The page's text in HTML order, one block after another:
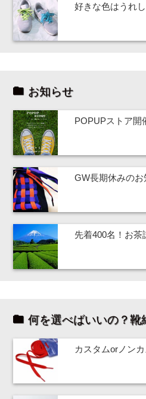
好きな色はうれ
お知らせ
POPUPストア開
GW長期休みのお
先着400名！お茶
何を選べばいいの？靴
カスタムorノンカ